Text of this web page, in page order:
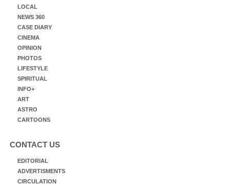
LOCAL
NEWS 360
CASE DIARY
CINEMA
OPINION
PHOTOS
LIFESTYLE
SPIRITUAL
INFO+
ART
ASTRO
CARTOONS
CONTACT US
EDITORIAL
ADVERTISMENTS
CIRCULATION